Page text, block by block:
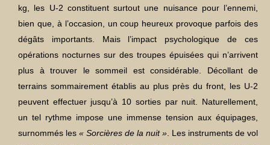
kg, les U-2 constituent surtout une nuisance pour l’ennemi,
bien que, à l’occasion, un coup heureux provoque parfois des
dégâts importants. Mais l’impact psychologique de ces
opérations nocturnes sur des troupes épuisées qui n’arrivent
plus à trouver le sommeil est considérable. Décollant de
terrains sommairement établis au plus près du front, les U-2
peuvent effectuer jusqu’à 10 sorties par nuit. Naturellement,
un tel rythme impose une immense tension aux équipages,
surnommés les « Sorcières de la nuit ». Les instruments de vol